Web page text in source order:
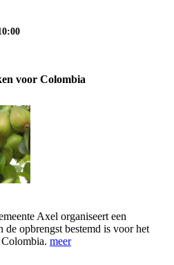
voor Colombia
Axel organiseert een
de opbrengst bestemd is voor het
meer